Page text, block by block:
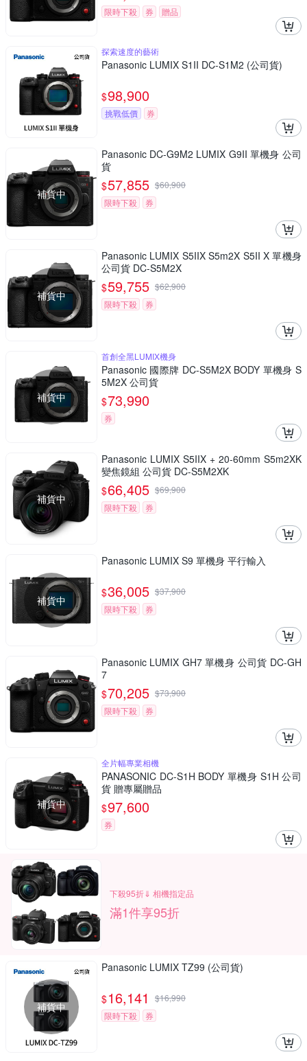
限時下殺 券 贈品
探索速度的藝術
Panasonic LUMIX S1II DC-S1M2 (公司貨)
$98,900
挑戰低價 券
補貨中
Panasonic DC-G9M2 LUMIX G9II 單機身 公司
貨
$57,855 $60,900
限時下殺
券
補貨中
Panasonic LUMIX S5IIX S5m2X S5II X 單機身
公司貨 DC-S5M2X
$59,755 $62,900
限時下殺
券
補貨中
首創全黑LUMIX機身
Panasonic 國際牌 DC-S5M2X BODY 單機身 S
5M2X 公司貨
$73,990
券
補貨中
Panasonic LUMIX S5IIX + 20-60mm S5m2XK
變焦鏡組 公司貨 DC-S5M2XK
$66,405 $69,900
限時下殺
券
補貨中
Panasonic LUMIX S9 單機身 平行輸入
$36,005 $37,900
限時下殺
券
Panasonic LUMIX GH7 單機身 公司貨 DC-GH
7
$70,205 $73,900
限時下殺
券
補貨中
全片幅專業相機
PANASONIC DC-S1H BODY 單機身 S1H 公司
貨 贈專屬贈品
$97,600
券
下殺95折⇓ 相機指定品
滿1件享95折
補貨中
Panasonic LUMIX TZ99 (公司貨)
$16,141 $16,990
限時下殺
券